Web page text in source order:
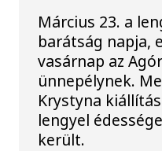
Március 23. a
barátság napja,
vasárnap az
ünnepélynek.
Krystyna
lengyel
került.